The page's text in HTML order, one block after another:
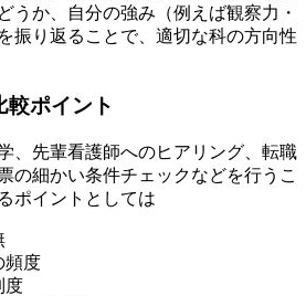
うか、自分の強み（例えば観察力・
振り返ることで、適切な科の方向性
較ポイント
、先輩看護師へのヒアリング、転職
の細かい条件チェックなどを行うこ
ポイントとしては
頻度
度